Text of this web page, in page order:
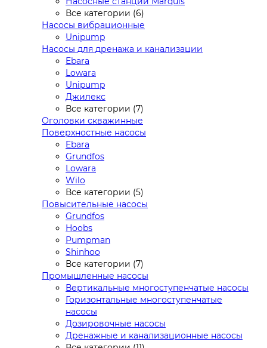
Все категории (6)
Насосы вибрационные
Unipump
Насосы для дренажа и канализации
Ebara
Lowara
Unipump
Джилекс
Все категории (7)
Оголовки скважинные
Поверхностные насосы
Ebara
Grundfos
Lowara
Wilo
Все категории (5)
Повысительные насосы
Grundfos
Hoobs
Pumpman
Shinhoo
Все категории (7)
Промышленные насосы
Вертикальные многоступенчатые насосы
Горизонтальные многоступенчатые
насосы
Дозировочные насосы
Дренажные и канализационные насосы